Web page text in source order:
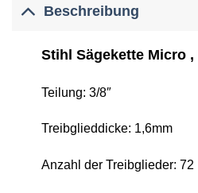
Beschreibung
Stihl Sägekette Micro ,
Teilung: 3/8″
Treibglieddicke: 1,6mm
Anzahl der Treibglieder: 72